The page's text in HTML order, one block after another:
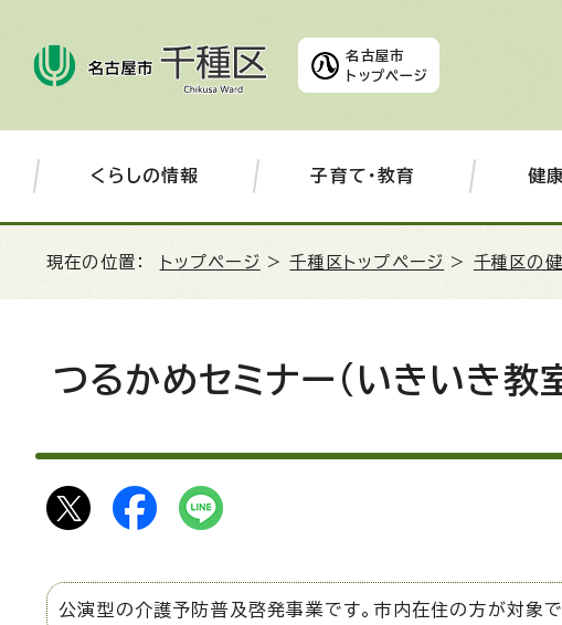
名古屋市
トップページ
くらしの情報 子育て・教育 健
現在の位置： トップページ >千種区トップページ > 千種区の健
つるかめセミナー(いきいき教
公演型の介護予防普及啓発事業です。市内在住の方が対象で